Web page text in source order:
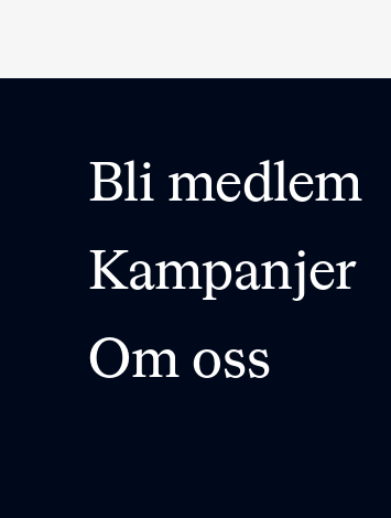
Bli medlem
Kampanjer
Om oss